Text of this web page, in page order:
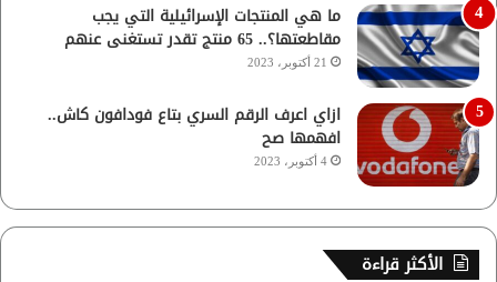
ما هي المنتجات الإسرائيلية التي يجب
مقاطعتها؟.. 65 منتج تقدر تستغنى عنهم
21 أكتوبر، 2023
ازاي اعرف الرقم السري بتاع فودافون كاش..
افهمها صح
4 أكتوبر، 2023
الأكثر قراءة